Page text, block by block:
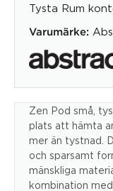
Tysta Rum
Varumärke:
Zen Pod små,
plats att hämta
mer än tystnad.
och sparsamt
mänskliga
kombination med